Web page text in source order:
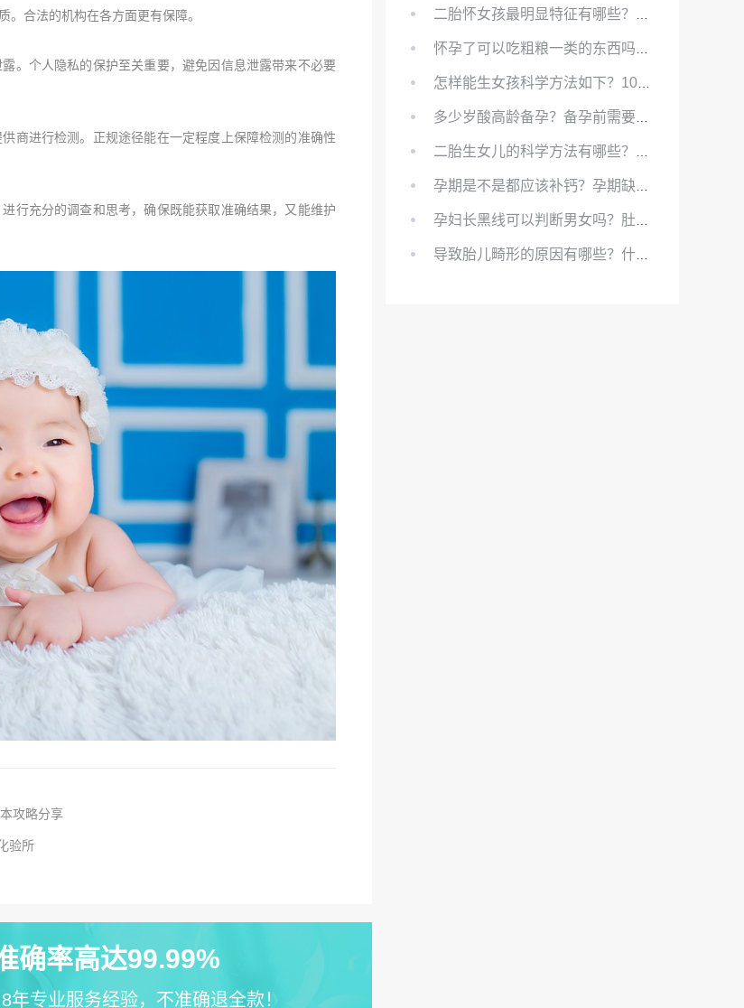
合法的机构在各方面更有保障。
个人隐私的保护至关重要，避免因信息泄露带来不必要
进行检测。正规途径能在一定程度上保障检测的准确性
充分的调查和思考，确保既能获取准确结果，又能维护
攻略分享
验所
确率高达99.99%
专业服务经验，不准确退全款！